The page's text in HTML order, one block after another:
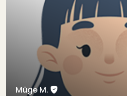
Müge M.